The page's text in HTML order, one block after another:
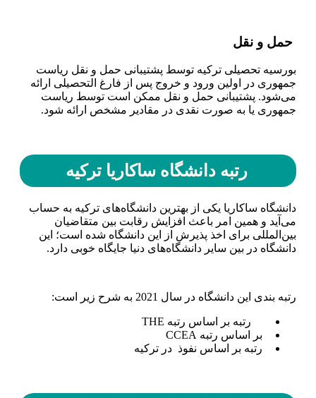
حمل و نقل
بورسیه تحصیلی ترکیه توسط پشتیبانی حمل و نقل ریاست
جمهوری در اولین ورود و خروج پس از فارغ التحصیلی ارائه
می‌شود. پشتیبانی حمل و نقل ممکن است توسط ریاست
جمهوری یا به صورت نقدی در مقادیر مشخص ارائه شود.
رتبه دانشگاه ساکاریا ترکیه
دانشگاه ساکاریا یکی از بهترین دانشگاه‌های ترکیه به حساب
می‌آید و همین امر باعث افزایش رقابت بین متقاضیان
بین‌المللی برای اخذ پذیرش از این دانشگاه شده است؛ این
دانشگاه در بین سایر دانشگاه‌های دنیا جایگاه خوبی دارد.
رتبه بندی این دانشگاه در سال 2021 به شرح زیر است:
رتبه بر اساس رتبه THE
بر اساس رتبه CCEA
رتبه بر اساس نفوذ در ترکیه